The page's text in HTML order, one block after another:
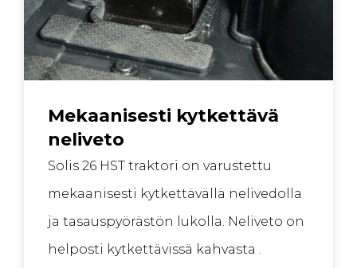
Mekaanisesti kytkettävä
neliveto
Solis 26 HST traktori on varustettu
mekaanisesti kytkettävällä nelivedolla
ja tasauspyörästön lukolla. Neliveto on
helposti kytkettävissä kahvasta .